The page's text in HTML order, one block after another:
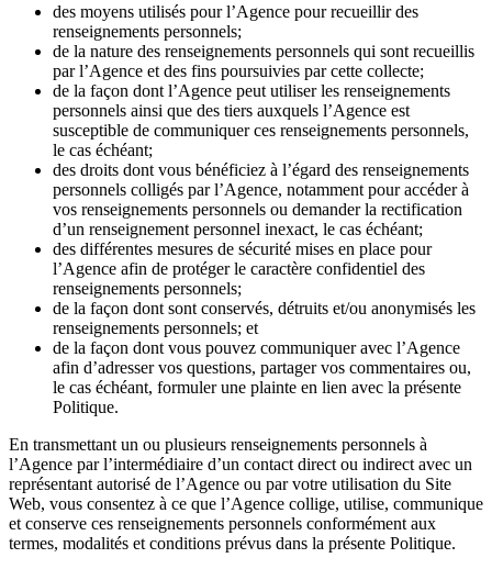
des moyens utilisés pour l’Agence pour recueillir des
renseignements personnels;
de la nature des renseignements personnels qui sont recueillis
par l’Agence et des fins poursuivies par cette collecte;
de la façon dont l’Agence peut utiliser les renseignements
personnels ainsi que des tiers auxquels l’Agence est
susceptible de communiquer ces renseignements personnels,
le cas échéant;
des droits dont vous bénéficiez à l’égard des renseignements
personnels colligés par l’Agence, notamment pour accéder à
vos renseignements personnels ou demander la rectification
d’un renseignement personnel inexact, le cas échéant;
des différentes mesures de sécurité mises en place pour
l’Agence afin de protéger le caractère confidentiel des
renseignements personnels;
de la façon dont sont conservés, détruits et/ou anonymisés les
renseignements personnels; et
de la façon dont vous pouvez communiquer avec l’Agence
afin d’adresser vos questions, partager vos commentaires ou,
le cas échéant, formuler une plainte en lien avec la présente
Politique.
En transmettant un ou plusieurs renseignements personnels à
l’Agence par l’intermédiaire d’un contact direct ou indirect avec un
représentant autorisé de l’Agence ou par votre utilisation du Site
Web, vous consentez à ce que l’Agence collige, utilise, communique
et conserve ces renseignements personnels conformément aux
termes, modalités et conditions prévus dans la présente Politique.